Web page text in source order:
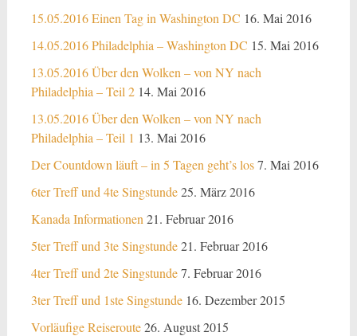
15.05.2016 Einen Tag in Washington DC 16. Mai 2016
14.05.2016 Philadelphia – Washington DC 15. Mai 2016
13.05.2016 Über den Wolken – von NY nach
Philadelphia – Teil 2 14. Mai 2016
13.05.2016 Über den Wolken – von NY nach
Philadelphia – Teil 1 13. Mai 2016
Der Countdown läuft – in 5 Tagen geht’s los7. Mai 2016
6ter Treff und 4te Singstunde25. März 2016
Kanada Informationen 21. Februar 2016
5ter Treff und 3te Singstunde21. Februar 2016
4ter Treff und 2te Singstunde7. Februar 2016
3ter Treff und 1ste Singstunde 16. Dezember 2015
Vorläufige Reiseroute26. August 2015